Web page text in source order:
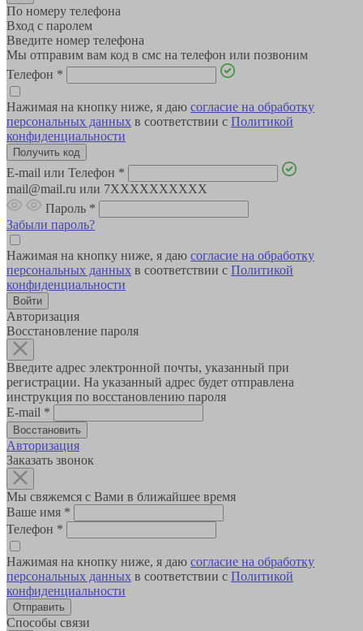
По номеру телефона
Вход с паролем
Введите номер телефона
Мы отправим вам код в смс на телефон или позвоним
Телефон *
Нажимая на кнопку ниже, я даю согласие на обработку
персональных данных в соответствии с Политикой
конфиденциальности
E-mail или Телефон *
mail@mail.ru или 7XXXXXXXXXX
Пароль *
Забыли пароль?
Нажимая на кнопку ниже, я даю согласие на обработку
персональных данных в соответствии с Политикой
конфиденциальности
Авторизация
Восстановление пароля
Введите адрес электронной почты, указанный при
регистрации. На указанный адрес будет отправлена
инструкция по восстановлению пароля
E-mail *
Авторизация
Заказать звонок
Мы свяжемся с Вами в ближайшее время
Ваше имя *
Телефон *
Нажимая на кнопку ниже, я даю согласие на обработку
персональных данных в соответствии с Политикой
конфиденциальности
Способы связи